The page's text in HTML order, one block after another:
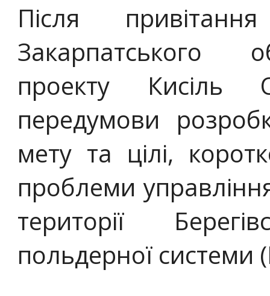
Після
Закарпатського
проекту Кисіль
передумови
мету та цілі,
проблеми
території
польдерної системи